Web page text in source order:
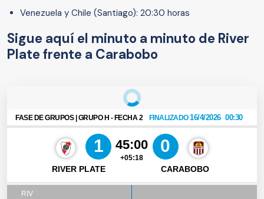
Venezuela y Chile (Santiago): 20:30 horas
Sigue aquí el minuto a minuto de River
Plate frente a Carabobo